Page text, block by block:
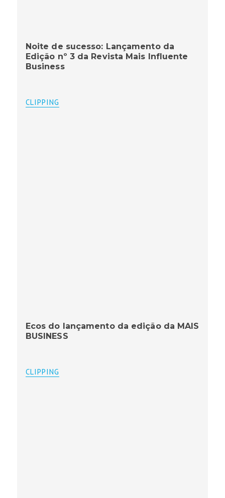
Noite de sucesso: Lançamento da
Edição nº 3 da Revista Mais Influente
Business
CLIPPING
Ecos do lançamento da edição da MAIS
BUSINESS
CLIPPING